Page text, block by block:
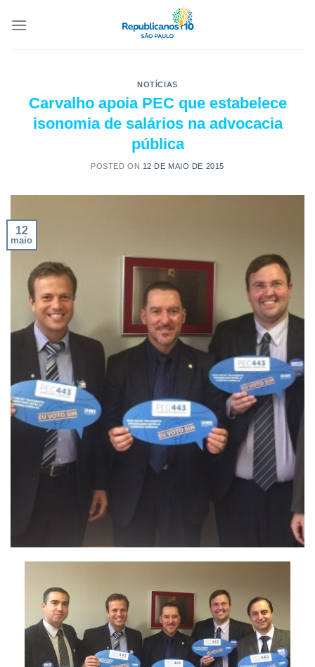
NOTÍCIAS
Carvalho apoia PEC que estabelece
isonomia de salários na advocacia
pública
POSTED ON 12 DE MAIO DE 2015
12
maio